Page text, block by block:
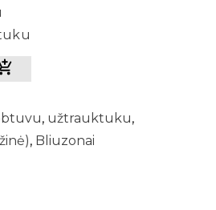
, užtrauktuku,
, Bliuzonai